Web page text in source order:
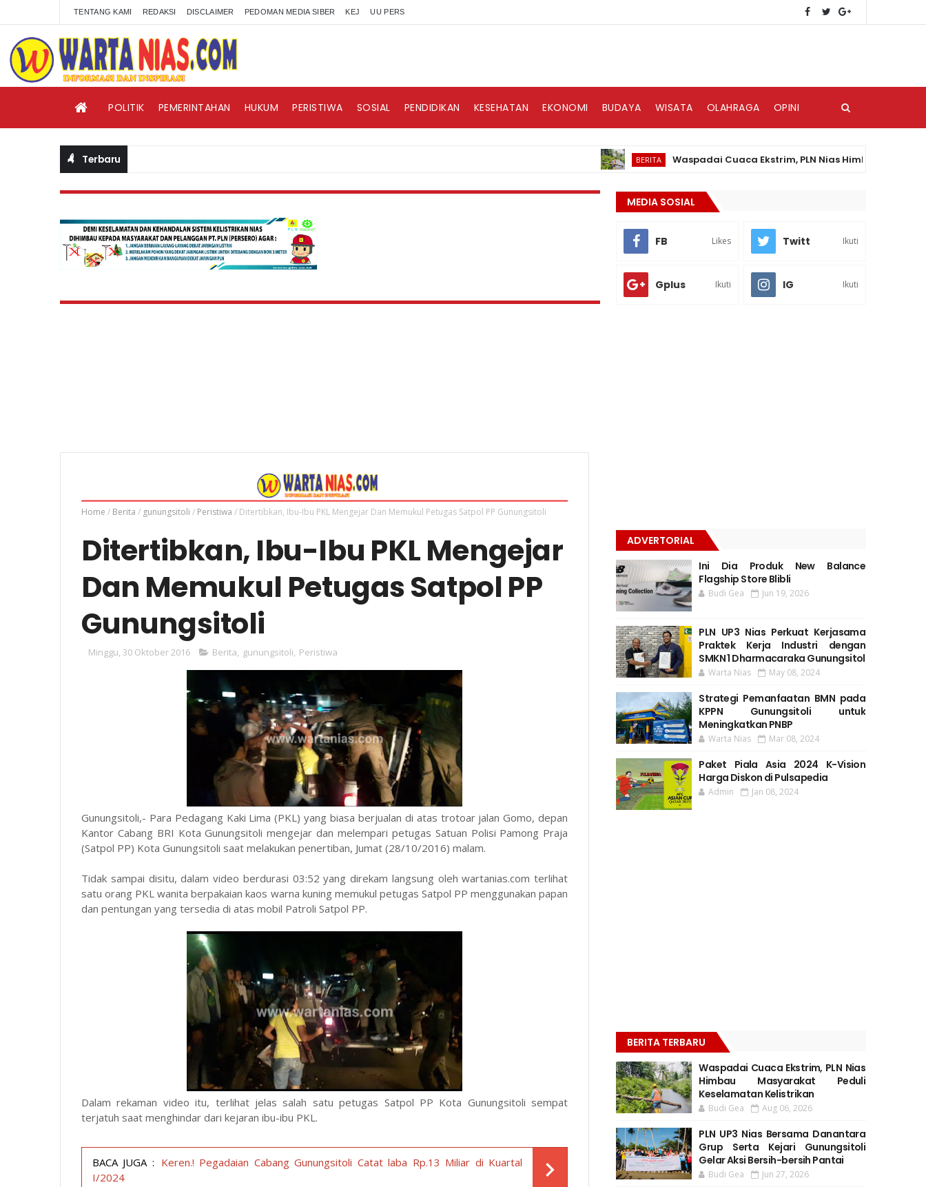
TENTANG KAMI REDAKSI DISCLAIMER PEDOMAN MEDIA SIBER KEJ UU PERS
POLITIK PEMERINTAHAN HUKUM PERISTIWA SOSIAL PENDIDIKAN KESEHATAN EKONOMI BUDAYA WISATA OLAHRAGA OPINI
Terbaru BERITA Waspadai Cuaca Ekstrim, PLN Nias Himbau Masyarakat
Home / Berita / gunungsitoli / Peristiwa / Ditertibkan, Ibu-Ibu PKL Mengejar Dan Memukul Petugas Satpol PP Gunungsitoli
Ditertibkan, Ibu-Ibu PKL Mengejar
Dan Memukul Petugas Satpol PP
Gunungsitoli
Minggu, 30 Oktober 2016 Berita gunungsitoli Peristiwa
Gunungsitoli,- Para Pedagang Kaki Lima (PKL) yang biasa berjualan di atas trotoar jalan Gomo, depan
Kantor Cabang BRI Kota Gunungsitoli mengejar dan melempari petugas Satuan Polisi Pamong Praja
(Satpol PP) Kota Gunungsitoli saat melakukan penertiban, Jumat (28/10/2016) malam.
Tidak sampai disitu, dalam video berdurasi 03:52 yang direkam langsung oleh wartanias.com terlihat
satu orang PKL wanita berpakaian kaos warna kuning memukul petugas Satpol PP menggunakan papan
dan pentungan yang tersedia di atas mobil Patroli Satpol PP.
Dalam rekaman video itu, terlihat jelas salah satu petugas Satpol PP Kota Gunungsitoli sempat
terjatuh saat menghindar dari kejaran ibu-ibu PKL.
BACA JUGA : Keren.! Pegadaian Cabang Gunungsitoli Catat laba Rp.13 Miliar di Kuartal
I/2024
MEDIA SOSIAL
FB Likes Twitt Ikuti
Gplus Ikuti IG Ikuti
ADVERTORIAL
Ini Dia Produk New Balance
Flagship Store Blibli
Budi Gea Jun 19, 2026
PLN UP3 Nias Perkuat Kerjasama
Praktek Kerja Industri dengan
SMKN 1 Dharmacaraka Gunungsitol
Warta Nias May 08, 2024
Strategi Pemanfaatan BMN pada
KPPN Gunungsitoli untuk
Meningkatkan PNBP
Warta Nias Mar 08, 2024
Paket Piala Asia 2024 K-Vision
Harga Diskon di Pulsapedia
Admin Jan 08, 2024
BERITA TERBARU
Waspadai Cuaca Ekstrim, PLN Nias
Himbau Masyarakat Peduli
Keselamatan Kelistrikan
Budi Gea Aug 06, 2026
PLN UP3 Nias Bersama Danantara
Grup Serta Kejari Gunungsitoli
Gelar Aksi Bersih-bersih Pantai
Budi Gea Jun 27, 2026